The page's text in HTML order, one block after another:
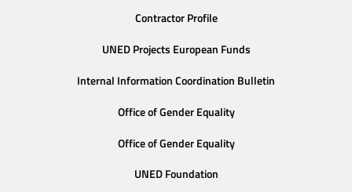
Contractor Profile
UNED Projects European Funds
Internal Information Coordination Bulletin
Office of Gender Equality
Office of Gender Equality
UNED Foundation